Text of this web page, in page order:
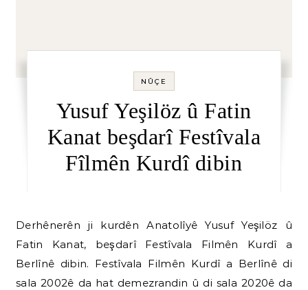
NÛÇE
Yusuf Yeşilöz û Fatin
Kanat beşdarî Festîvala
Fîlmên Kurdî dibin
Derhênerên ji kurdên Anatolîyê Yusuf Yeşilöz û
Fatin Kanat, beşdarî Festîvala Filmên Kurdî a
Berlînê dibin. Festîvala Filmên Kurdî a Berlînê di
sala 2002ê da hat demezrandin û di sala 2020ê da